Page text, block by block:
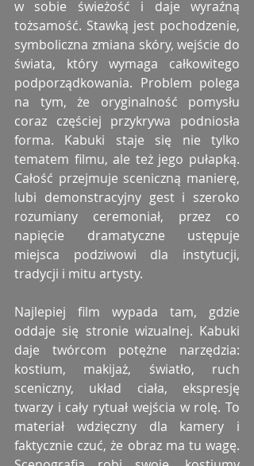
w sobie świeżość i daje wyraźną
tożsamość. Stawką jest pochodzenie,
symboliczna zmiana skóry, wejście do
świata, który wymaga całkowitego
podporządkowania. Problem polega
na tym, że oryginalność pomysłu
coraz częściej przykrywa podniosła
forma. Kabuki staje się nie tylko
tematem filmu, ale też jego pułapką.
Całość przejmuje sceniczną manierę,
lubi demonstracyjny gest i szeroko
rozumiany ceremoniał, przez co
napięcie dramatyczne ustępuje
miejsca podziwowi dla instytucji,
tradycji i mitu artysty.
Najlepiej film wypada tam, gdzie
oddaje się stronie wizualnej. Kabuki
daje twórcom potężne narzędzia:
kostium, makijaż, światło, ruch
sceniczny, układ ciała, ekspresję
twarzy i cały rytuał wejścia w rolę. To
materiał wdzięczny dla kamery i
faktycznie czuć, że obraz ma tu wagę.